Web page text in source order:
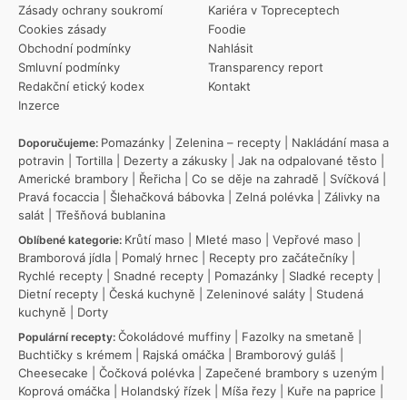
Zásady ochrany soukromí
Cookies zásady
Obchodní podmínky
Smluvní podmínky
Redakční etický kodex
Inzerce
Kariéra v Topreceptech
Foodie
Nahlásit
Transparency report
Kontakt
Doporučujeme: Pomazánky Zelenina – recepty
Nakládání masa a
potravin
Tortilla Dezerty a zákusky Jak na odpalované těsto
Americké brambory
Řeřicha Co se děje na zahradě Svíčková
Pravá focaccia
Šlehačková bábovka Zelná polévka
Zálivky na
salát
Třešňová bublanina
Oblíbené kategorie: Krůtí maso Mleté maso Vepřové maso
Bramborová jídla
Pomalý hrnec Recepty pro začátečníky
Rychlé recepty
Snadné recepty Pomazánky Sladké recepty
Dietní recepty
Česká kuchyně Zeleninové saláty
Studená
kuchyně
Dorty
Populární recepty: Čokoládové muffiny Fazolky na smetaně
Buchtičky s krémem
Rajská omáčka Bramborový guláš
Cheesecake
Čočková polévka Zapečené brambory s uzeným
Koprová omáčka
Holandský řízek Míša řezy Kuře na paprice